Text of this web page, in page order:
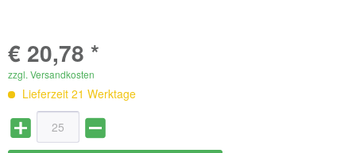
€ 20,78 *
zzgl. Versandkosten
Lieferzeit 21 Werktage